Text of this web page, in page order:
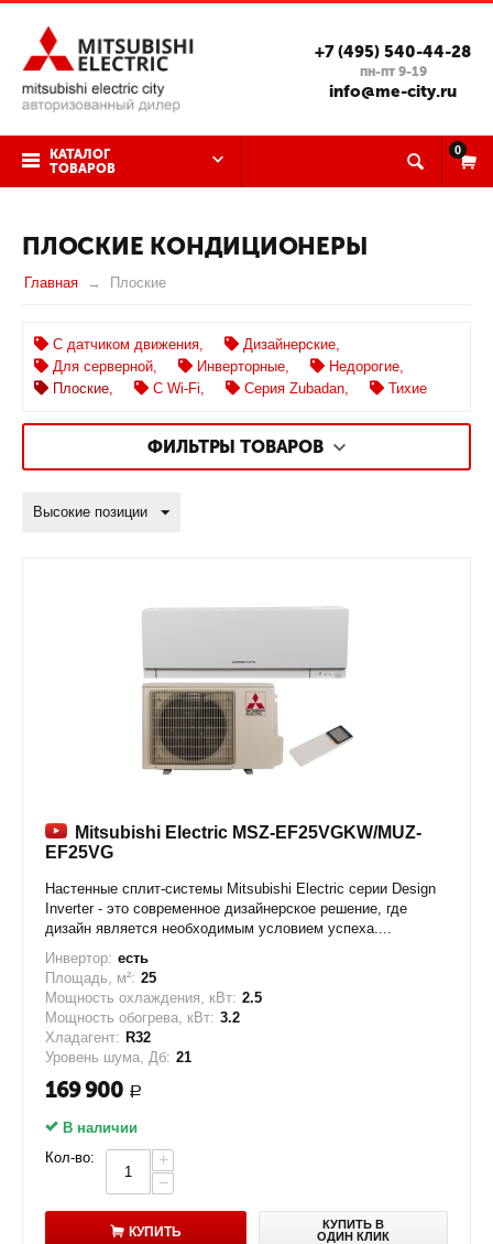
+7 (495) 540-44-28
пн-пт 9-19
info@me-city.ru
КАТАЛОГ
ТОВАРОВ
0
ПЛОСКИЕ КОНДИЦИОНЕРЫ
Главная Плоские
C датчиком движения,
Дизайнерские,
Для серверной,
Инверторные,
Недорогие,
Плоские,
С Wi-Fi, Серия Zubadan, Тихие
ФИЛЬТРЫ ТОВАРОВ
Высокие позиции
Mitsubishi Electric MSZ-EF25VGKW/MUZ-
EF25VG
Настенные сплит-системы Mitsubishi Electric серии Design
Inverter - это современное дизайнерское решение, где
дизайн является необходимым условием успеха....
Инвертор: есть
Площадь, м²: 25
Мощность охлаждения, кВт: 2.5
Мощность обогрева, кВт: 3.2
Хладагент: R32
Уровень шума, Дб: 21
169 900 Р
В наличии
Кол-во:
+
−
КУПИТЬ
КУПИТЬ В
ОДИН КЛИК